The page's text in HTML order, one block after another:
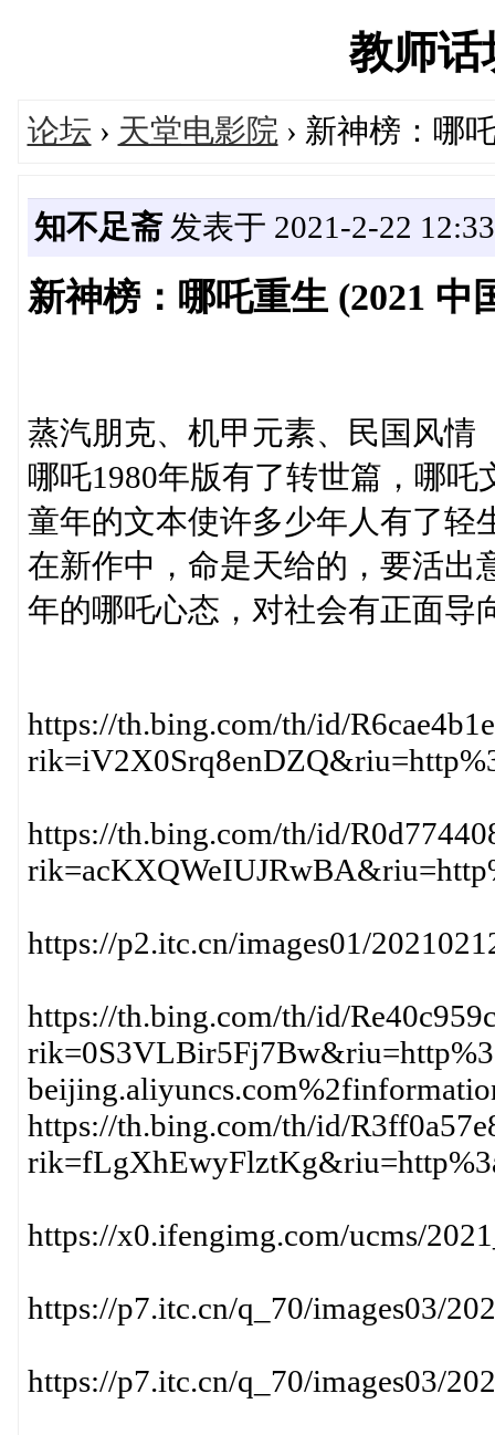
教师话
论坛 › 天堂电影院 › 新神榜：哪
知不足斋发表于 2021-2-22
新神榜：哪吒重生 (2021 中
蒸汽朋克、机甲元素、民国风情
哪吒1980年版有了转世篇，哪
童年的文本使许多少年人有了轻
在新作中，命是天给的，要活出
年的哪吒心态，对社会有正面导
https://th.bing.com/th/id/
https://th.bing.com/th/id/
https://p2.itc.cn/images01/
https://th.bing.com/th/id/
https://th.bing.com/th/id/
https://x0.ifengimg.com/ucms/
https://p7.itc.cn/q_70/images03/
https://p7.itc.cn/q_70/images03/